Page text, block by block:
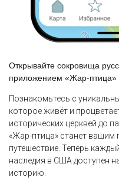
Открывайте сокровища
приложением «Жар-птица»
Познакомьтесь с
которое живёт и
исторических церквей до
«Жар-птица» станет вашим
путешествие. Теперь
наследия в США доступен
историю.